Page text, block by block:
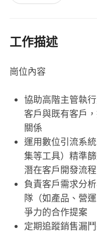
工作描述
崗位內容
協助高階主管執
客戶與既有客戶
關係
運用數位引流系
集等工具）精準
潛在客戶開發流程
負責客戶需求分
隊（如產品、營
爭力的合作提案
定期追蹤銷售漏